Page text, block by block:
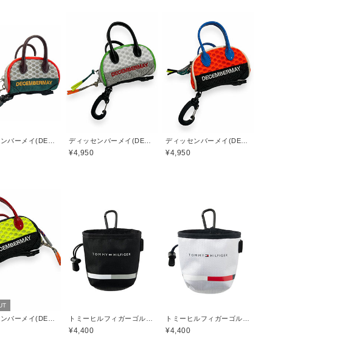
ディッセンバーメイ(DECEMBERMAY) ディッセンバーメイ(DECEMBERMAY)
¥4,950
ディッセンバーメイ(DECEMBERMAY)
¥4,950
¥4,400 ¥4,400